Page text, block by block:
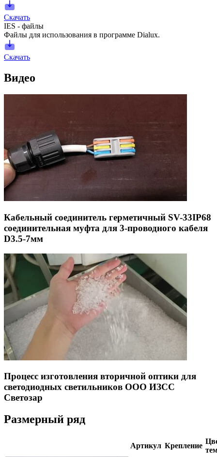
Скачать
IES - файлы
Файлы для использования в программе Dialux.
Скачать
Видео
Кабельный соединитель герметичный SV-33IP68
соединительная муфта для 3-проводного кабеля
D3.5-7мм
Процесс изготовления вторичной оптики для
светодиодных светильников ООО ИЗСС
Светозар
Размерный ряд
Артикул Крепление